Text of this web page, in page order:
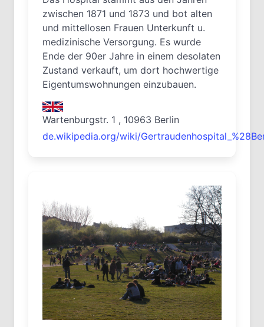
zwischen 1871 und 1873 und bot alten
und mittellosen Frauen Unterkunft u.
medizinische Versorgung. Es wurde
Ende der 90er Jahre in einem desolaten
Zustand verkauft, um dort hochwertige
Eigentumswohnungen einzubauen.
Wartenburgstr. 1 , 10963 Berlin
de.wikipedia.org/wiki/